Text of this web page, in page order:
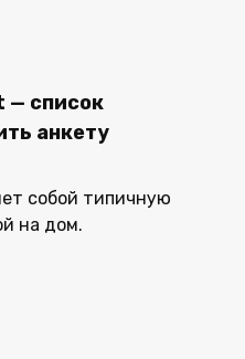
— список
анкету
собой типичную
на дом.